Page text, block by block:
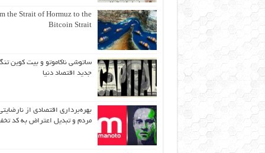
the Strait of Hormuz to the
Bitcoin Strait
ساتوشی ناکاموتو و بیت کوین
جدید اقتصاد دنیا
بهره‌برداری اقتصادی از
مردم و تبدیل اعتراض به کد